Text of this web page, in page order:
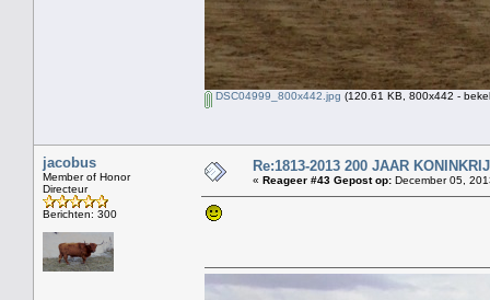
DSC04999_800x442.jpg (120.61 KB, 800x442 -
jacobus
Member of Honor
Directeur
Berichten: 300
Re:1813-2013 200 JAAR
« Reageer #43 Gepost op: December 05,